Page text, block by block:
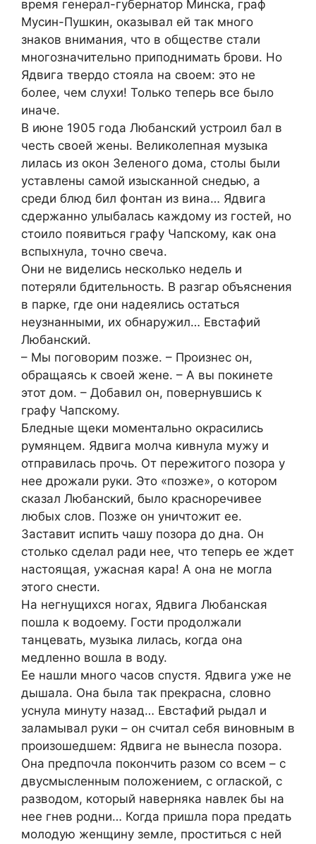
время генерал-губернатор Минска, граф
Мусин-Пушкин, оказывал ей так много
знаков внимания, что в обществе стали
многозначительно приподнимать брови. Но
Ядвига твердо стояла на своем: это не
более, чем слухи! Только теперь все было
иначе.
В июне 1905 года Любанский устроил бал в
честь своей жены. Великолепная музыка
лилась из окон Зеленого дома, столы были
уставлены самой изысканной снедью, а
среди блюд бил фонтан из вина… Ядвига
сдержанно улыбалась каждому из гостей, но
стоило появиться графу Чапскому, как она
вспыхнула, точно свеча.
Они не виделись несколько недель и
потеряли бдительность. В разгар объяснения
в парке, где они надеялись остаться
неузнанными, их обнаружил… Евстафий
Любанский.
– Мы поговорим позже. – Произнес он,
обращаясь к своей жене. – А вы покинете
этот дом. – Добавил он, повернувшись к
графу Чапскому.
Бледные щеки моментально окрасились
румянцем. Ядвига молча кивнула мужу и
отправилась прочь. От пережитого позора у
нее дрожали руки. Это «позже», о котором
сказал Любанский, было красноречивее
любых слов. Позже он уничтожит ее.
Заставит испить чашу позора до дна. Он
столько сделал ради нее, что теперь ее ждет
настоящая, ужасная кара! А она не могла
этого снести.
На негнущихся ногах, Ядвига Любанская
пошла к водоему. Гости продолжали
танцевать, музыка лилась, когда она
медленно вошла в воду.
Ее нашли много часов спустя. Ядвига уже не
дышала. Она была так прекрасна, словно
уснула минуту назад… Евстафий рыдал и
заламывал руки – он считал себя виновным в
произошедшем: Ядвига не вынесла позора.
Она предпочла покончить разом со всем – с
двусмысленным положением, с оглаской, с
разводом, который наверняка навлек бы на
нее гнев родни… Когда пришла пора предать
молодую женщину земле, проститься с ней